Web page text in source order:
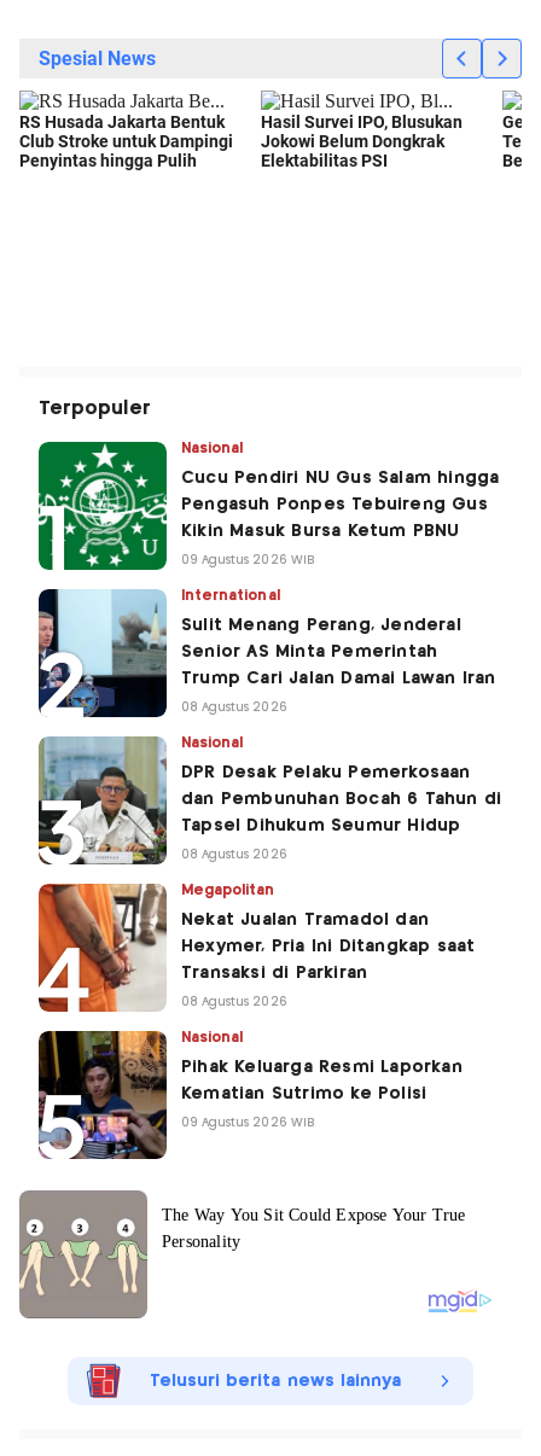
Terpopuler
Nasional
Cucu Pendiri NU Gus Salam hingga
Pengasuh Ponpes Tebuireng Gus
Kikin Masuk Bursa Ketum PBNU
09 Agustus 2026 WIB
International
Sulit Menang Perang, Jenderal
Senior AS Minta Pemerintah
Trump Cari Jalan Damai Lawan Iran
08 Agustus 2026
Nasional
DPR Desak Pelaku Pemerkosaan
dan Pembunuhan Bocah 6 Tahun di
Tapsel Dihukum Seumur Hidup
08 Agustus 2026
Megapolitan
Nekat Jualan Tramadol dan
Hexymer, Pria Ini Ditangkap saat
Transaksi di Parkiran
08 Agustus 2026
Nasional
Pihak Keluarga Resmi Laporkan
Kematian Sutrimo ke Polisi
09 Agustus 2026 WIB
Telusuri berita news lainnya